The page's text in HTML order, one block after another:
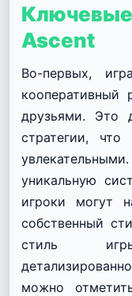
Ключевые
Ascent
Во-первых,
кооперативный
друзьями. Это
стратегии,
уникальную
игроки могут
собственный
стиль
можно